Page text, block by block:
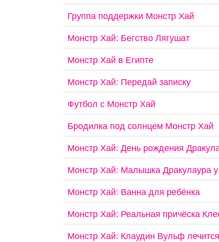
Группа поддержки Монстр Хай
Монстр Хай: Бегство Лягушат
Монстр Хай в Египте
Монстр Хай: Передай записку
Футбол с Монстр Хай
Бродилка под солнцем Монстр Хай
Монстр Хай: День рождения
Монстр Хай: Малышка Дракулаура у
Монстр Хай: Ванна для ребёнка
Монстр Хай: Реальная причёска
Монстр Хай: Клаудин Вульф